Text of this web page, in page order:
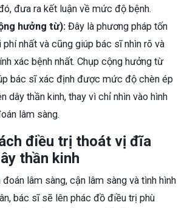
đưa ra kết luận về mức độ bệnh.
hưởng từ): Đây là phương pháp tốn
phí nhất và cũng giúp bác sĩ nhìn rõ và
xác bệnh nhất. Chụp cộng hưởng từ
bác sĩ xác định được mức độ chèn ép
dây thần kinh, thay vì chỉ nhìn vào hình
lâm sàng.
điều trị thoát vị đĩa
thần kinh
lâm sàng, cận lâm sàng và tình hình
bác sĩ sẽ lên phác đồ điều trị phù